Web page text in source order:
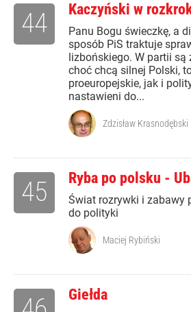
Kaczyński w
Panu Bogu świeczkę, a
sposób PiS traktuje
lizbońskiego. W partii są
choć chcą silnej Polski,
proeuropejskie, jak i
nastawieni do...
44
Zdzisław Krasnodębski
Ryba po polsku -
Świat rozrywki i zabawy
do polityki
45
Maciej Rybiński
Giełda